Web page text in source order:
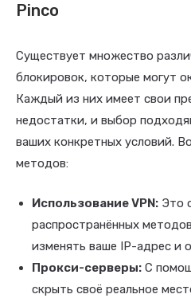
Pinco
Существует множество
блокировок, которые могут
Каждый из них имеет свои
недостатки, и выбор
ваших конкретных условий.
методов:
Использование VPN: Это
распространённых
изменять ваше IP-адрес и
Прокси-серверы: С
скрыть своё реальное